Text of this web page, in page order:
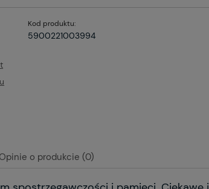
Kod produktu:
5900221003994
Opinie o produkcie (0)